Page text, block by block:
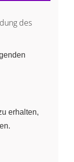
des
erhalten,